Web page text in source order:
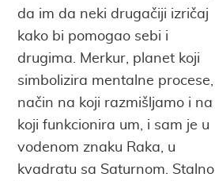
da im da neki drugačiji izričaj
kako bi pomogao sebi i
drugima. Merkur, planet koji
simbolizira mentalne procese,
način na koji razmišljamo i na
koji funkcionira um, i sam je u
vodenom znaku Raka, u
kvadratu sa Saturnom. Stalno